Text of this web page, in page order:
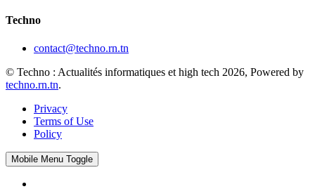
Techno
contact@techno.rn.tn
© Techno : Actualités informatiques et high tech 2026, Powered by
techno.rn.tn.
Privacy
Terms of Use
Policy
Mobile Menu Toggle